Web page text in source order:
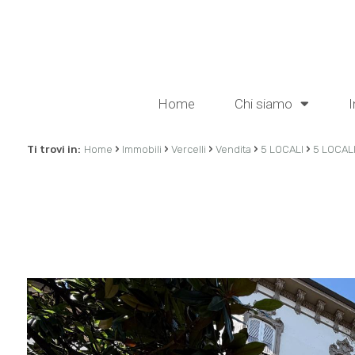
Home Chi siamo
Ti trovi in: Home › Immobili › Vercelli › Vendita › 5 LOCALI › 5